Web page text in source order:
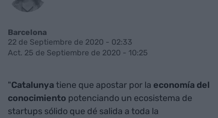
Barcelona
22 de Septiembre de 2020 - 02:33
Act. 25 de Septiembre de 2020 - 10:25
"Catalunyatiene que apostar por la economía del
conocimiento potenciando un ecosistema de
startups sólido que dé salida a toda la